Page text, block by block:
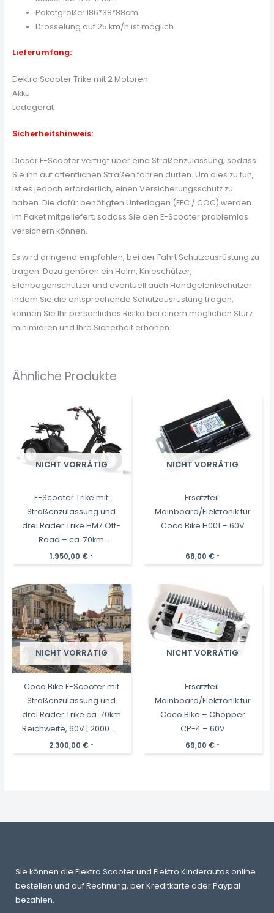
Paketgröße: 186*38*88cm
Drosselung auf 25 km/h ist möglich
Lieferumfang:
Elektro Scooter Trike mit 2 Motoren
Akku
Ladegerät
Sicherheitshinweis:
Dieser E-Scooter verfügt über eine Straßenzulassung, sodass
Sie ihn auf öffentlichen Straßen fahren dürfen. Um dies zu tun,
ist es jedoch erforderlich, einen Versicherungsschutz zu
haben. Die dafür benötigten Unterlagen (EEC / COC) werden
im Paket mitgeliefert, sodass Sie den E-Scooter problemlos
versichern können.
Es wird dringend empfohlen, bei der Fahrt Schutzausrüstung zu
tragen. Dazu gehören ein Helm, Knieschützer,
Ellenbogenschützer und eventuell auch Handgelenkschützer.
Indem Sie die entsprechende Schutzausrüstung tragen,
können Sie Ihr persönliches Risiko bei einem möglichen Sturz
minimieren und Ihre Sicherheit erhöhen.
Ähnliche Produkte
NICHT VORRÄTIG
E-Scooter Trike mit
Straßenzulassung und
drei Räder Trike HM7 Off-
Road – ca. 70km
Reichweite, 2 Motoren |
Akkus
1.950,00 € *
NICHT VORRÄTIG
Ersatzteil:
Mainboard/Elektronik für
Coco Bike H001 – 60V
68,00 € *
NICHT VORRÄTIG
Coco Bike E-Scooter mit
Straßenzulassung und
drei Räder Trike ca. 70km
Reichweite, 60V | 2000W |
40AH Akku
2.300,00 € *
NICHT VORRÄTIG
Ersatzteil:
Mainboard/Elektronik für
Coco Bike – Chopper
CP-4 – 60V
69,00 € *
Sie können die Elektro Scooter und Elektro Kinderautos online
bestellen und auf Rechnung, per Kreditkarte oder Paypal
bezahlen.